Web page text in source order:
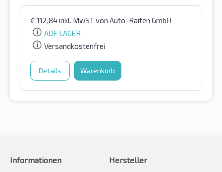
€ 112,84inkl. MwSTvon Auto-Raifen GmbH
AUF LAGER
Versandkostenfrei
Details Warenkorb
Informationen
Hersteller